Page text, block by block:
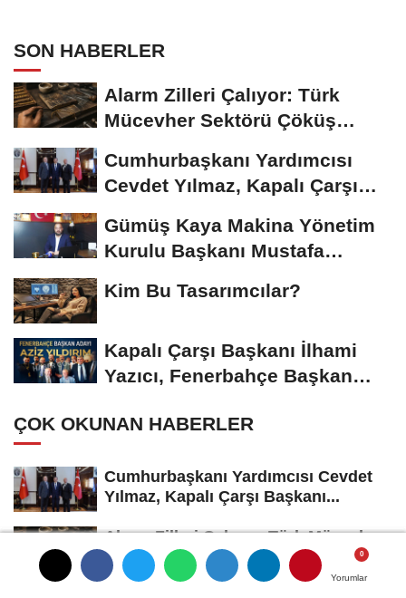
Yorumlar
Yorumlar
Yorumlar
SON HABERLER
Alarm Zilleri Çalıyor: Türk
Mücevher Sektörü Çöküş
Cumhurbaşkanı Yardımcısı
Cevdet Yılmaz, Kapalı Çarşı
Gümüş Kaya Makina Yönetim
Kurulu Başkanı Mustafa
Kim Bu Tasarımcılar?
Kapalı Çarşı Başkanı İlhami
Yazıcı, Fenerbahçe Başkan
ÇOK OKUNAN HABERLER
Cumhurbaşkanı Yardımcısı Cevdet
Yılmaz, Kapalı Çarşı Başkanı...
Alarm Zilleri Çalıyor: Türk Mücevher
Sektörü Çöküş Riskiyle...